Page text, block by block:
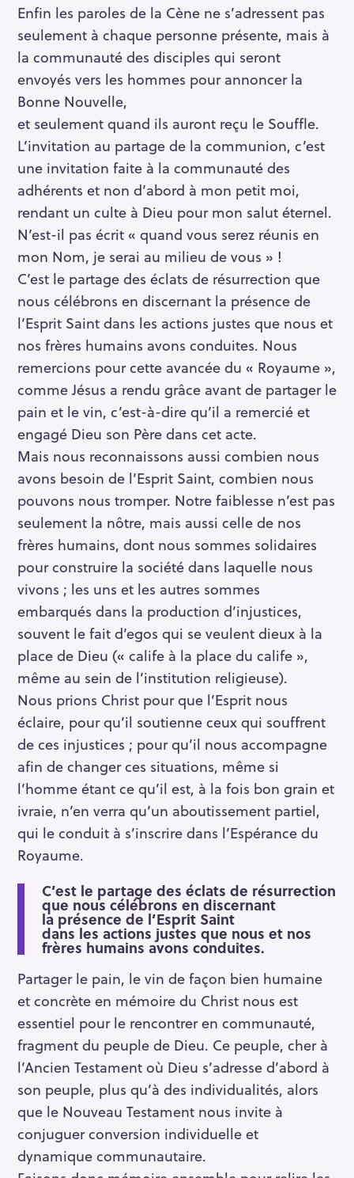
Enfin les paroles de la Cène ne s’adressent pas
seulement à chaque personne présente, mais à
la communauté des disciples qui seront
envoyés vers les hommes pour annoncer la
Bonne Nouvelle,
et seulement quand ils auront reçu le Souffle.
L’invitation au partage de la communion, c’est
une invitation faite à la communauté des
adhérents et non d’abord à mon petit moi,
rendant un culte à Dieu pour mon salut éternel.
N’est-il pas écrit « quand vous serez réunis en
mon Nom, je serai au milieu de vous » !
C’est le partage des éclats de résurrection que
nous célébrons en discernant la présence de
l’Esprit Saint dans les actions justes que nous et
nos frères humains avons conduites. Nous
remercions pour cette avancée du « Royaume »,
comme Jésus a rendu grâce avant de partager le
pain et le vin, c’est-à-dire qu’il a remercié et
engagé Dieu son Père dans cet acte.
Mais nous reconnaissons aussi combien nous
avons besoin de l’Esprit Saint, combien nous
pouvons nous tromper. Notre faiblesse n’est pas
seulement la nôtre, mais aussi celle de nos
frères humains, dont nous sommes solidaires
pour construire la société dans laquelle nous
vivons ; les uns et les autres sommes
embarqués dans la production d’injustices,
souvent le fait d’egos qui se veulent dieux à la
place de Dieu (« calife à la place du calife »,
même au sein de l’institution religieuse).
Nous prions Christ pour que l’Esprit nous
éclaire, pour qu’il soutienne ceux qui souffrent
de ces injustices ; pour qu’il nous accompagne
afin de changer ces situations, même si
l’homme étant ce qu’il est, à la fois bon grain et
ivraie, n’en verra qu’un aboutissement partiel,
qui le conduit à s’inscrire dans l’Espérance du
Royaume.
C’est le partage des éclats de résurrection
que nous célébrons en discernant
la présence de l’Esprit Saint
dans les actions justes que nous et nos
frères humains avons conduites.
Partager le pain, le vin de façon bien humaine
et concrète en mémoire du Christ nous est
essentiel pour le rencontrer en communauté,
fragment du peuple de Dieu. Ce peuple, cher à
l’Ancien Testament où Dieu s’adresse d’abord à
son peuple, plus qu’à des individualités, alors
que le Nouveau Testament nous invite à
conjuguer conversion individuelle et
dynamique communautaire.
R
e
c
e
r
c
h
e
r